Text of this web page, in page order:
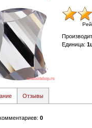
Единица:
Отзывы
: 0